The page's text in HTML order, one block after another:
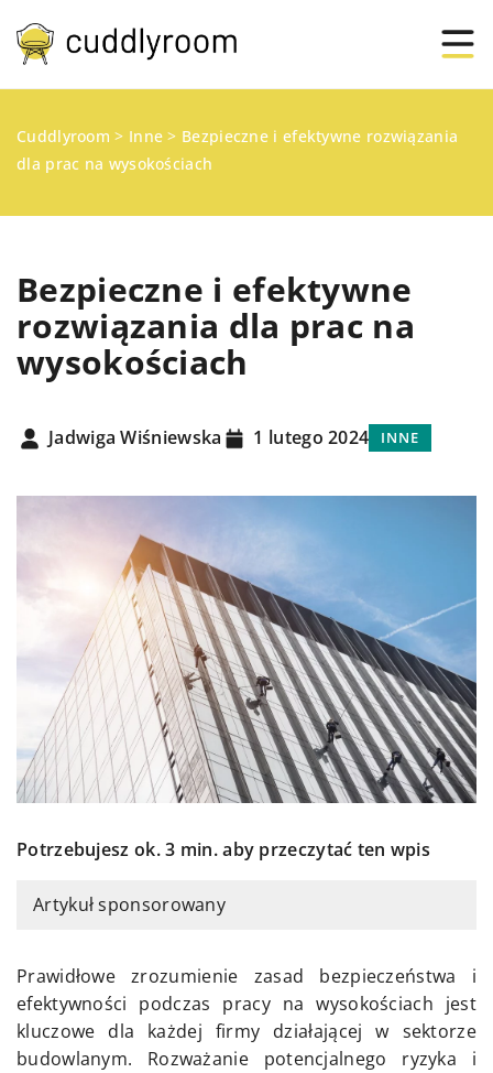
Cuddlyroom > Inne > Bezpieczne i efektywne rozwiązania
dla prac na wysokościach
Bezpieczne i efektywne
rozwiązania dla prac na
wysokościach
Jadwiga Wiśniewska 1 lutego 2024 INNE
Potrzebujesz ok. 3 min. aby przeczytać ten wpis
Artykuł sponsorowany
Prawidłowe zrozumienie zasad bezpieczeństwa i
efektywności podczas pracy na wysokościach jest
kluczowe dla każdej firmy działającej w sektorze
budowlanym. Rozważanie potencjalnego ryzyka i